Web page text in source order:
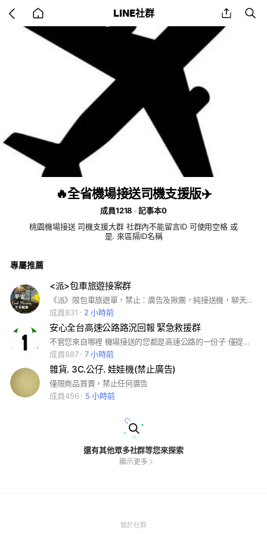
back
to
home
LINE社群 share
🔥全省機場接送司機支援版✈️
成員1218
記事本0
桃園機場接送 司機支援大群 社群內不能留言ID 可使用空格 或
是. 來區隔ID名稱
專屬推薦
<派>包車旅遊接案群
《派》限包車旅遊單，禁止：廣告及揪團，純接送機，聊天！ 歡迎提供「派車趟」的派車老闆！ 意見多的，本社團不歡迎，會直接踢出！
成員831
2 小時前
安心全台高速公路路況回報 緊急救援群
不管您來自哪裡 機場接送的您都是高速公路的一份子 僅提供高速公路 省縣道路況回報 緊急需要救援 發布位置 需求 線上請勿聊天 歡迎熱心的您加入我們
成員887
7 小時前
雜貨. 3C.公仔. 娃娃機(禁止廣告)
僅限商品買賣，禁止任何廣告
成員456
5 小時前
還有其他眾多社群等您來探索
顯示更多
關於社群(Open